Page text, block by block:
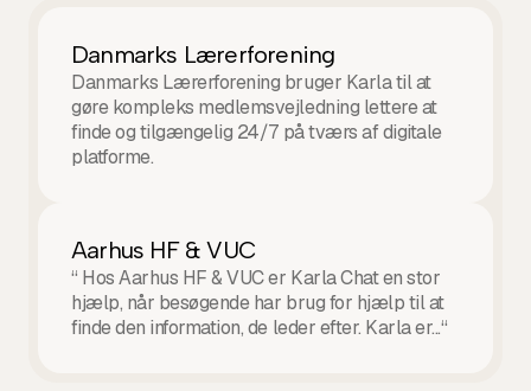
Danmarks Lærerforening
Danmarks Lærerforening bruger Karla til at
gøre kompleks medlemsvejledning lettere at
finde og tilgængelig 24/7 på tværs af digitale
platforme.
Aarhus HF & VUC
“ Hos Aarhus HF & VUC er Karla Chat en stor
hjælp, når besøgende har brug for hjælp til at
finde den information, de leder efter. Karla er...“